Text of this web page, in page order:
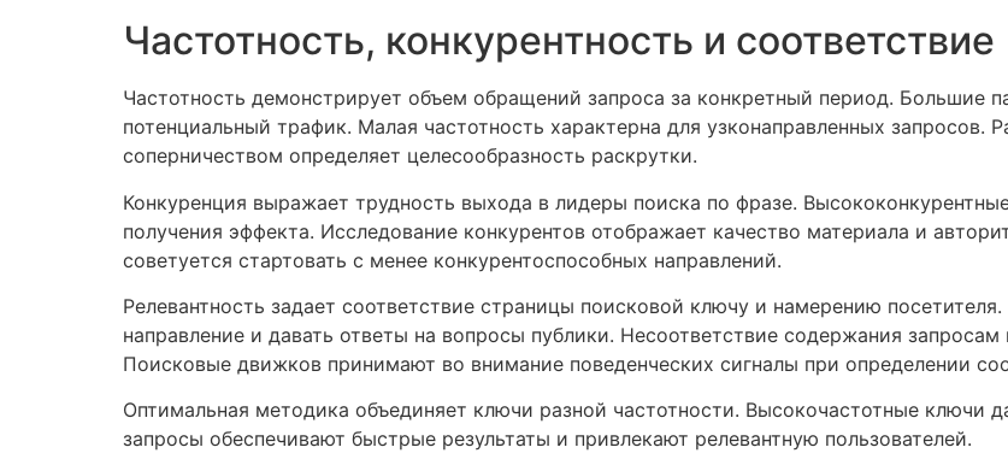
Частотность, конкурентность и соответствие
Частотность демонстрирует объем обращений запроса за конкретный период. Большие
потенциальный трафик. Малая частотность характерна для узконаправленных запросов.
соперничеством определяет целесообразность раскрутки.
Конкуренция выражает трудность выхода в лидеры поиска по фразе.
получения эффекта. Исследование конкурентов отображает качество материала и
советуется стартовать с менее конкурентоспособных направлений.
Релевантность задает соответствие страницы поисковой ключу и намерению
направление и давать ответы на вопросы публики. Несоответствие содержания
Поисковые движков принимают во внимание поведенческих сигналы при определении
Оптимальная методика объединяет ключи разной частотности. Высокочастотные ключи
запросы обеспечивают быстрые результаты и привлекают релевантную пользователей.